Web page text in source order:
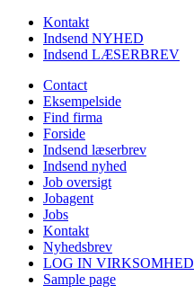
Kontakt
Indsend NYHED
Indsend LÆSERBREV
Contact
Eksempelside
Find firma
Forside
Indsend læserbrev
Indsend nyhed
Job oversigt
Jobagent
Jobs
Kontakt
Nyhedsbrev
LOG IN VIRKSOMHED
Sample page